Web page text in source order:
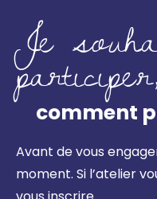
Je
comment
Avant de vous
moment. Si l’atelier